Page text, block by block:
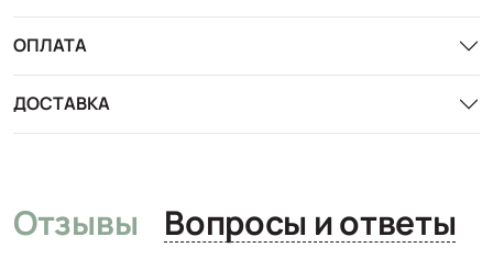
ОПЛАТА
ДОСТАВКА
Отзывы Вопросы и ответы